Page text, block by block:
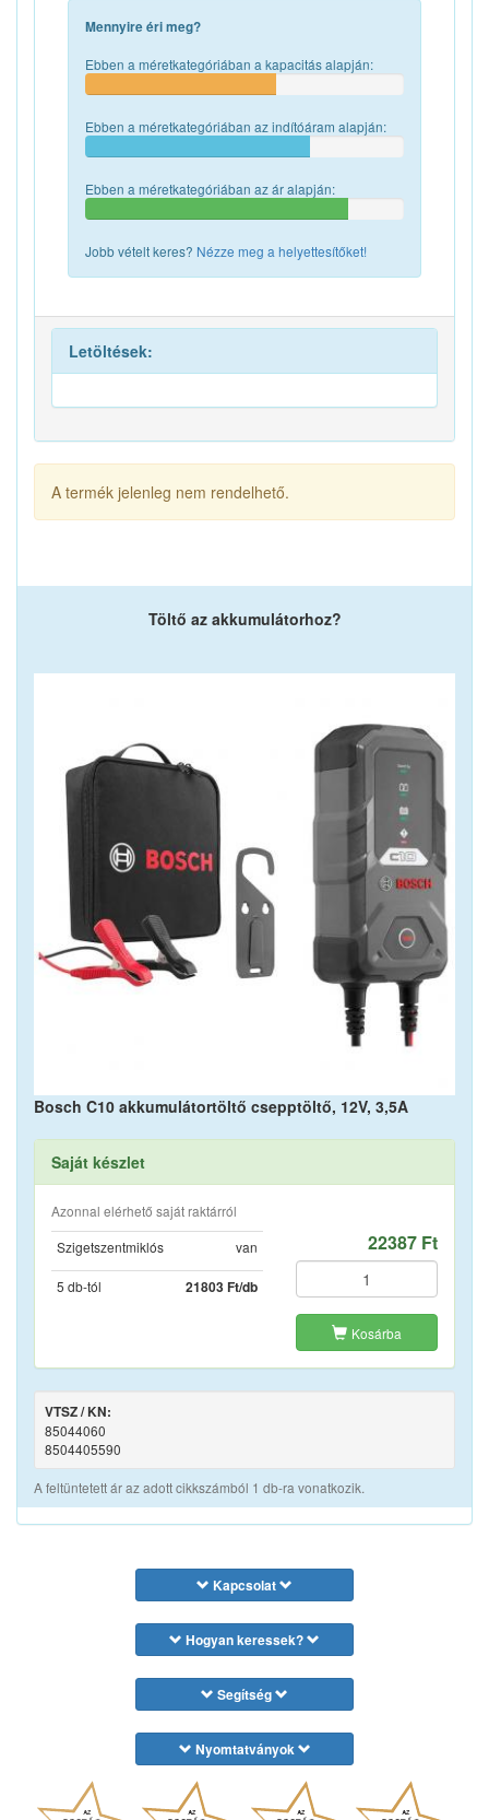
Mennyire éri meg?
Ebben a méretkategóriában a kapacitás alapján:
Ebben a méretkategóriában az indítóáram alapján:
Ebben a méretkategóriában az ár alapján:
Jobb vételt keres? Nézze meg a helyettesítőket!
Letöltések:
A termék jelenleg nem rendelhető.
Töltő az akkumulátorhoz?
Bosch C10 akkumulátortöltő csepptöltő, 12V, 3,5A
Saját készlet
Azonnal elérhető saját raktárról
Szigetszentmiklós
van
5 db-tól 21803 Ft/db
22387 Ft
Kosárba
VTSZ / KN:
85044060
8504405590
A feltüntetett ár az adott cikkszámból 1 db-ra vonatkozik.
Kapcsolat
Hogyan keressek?
Segítség
Nyomtatványok